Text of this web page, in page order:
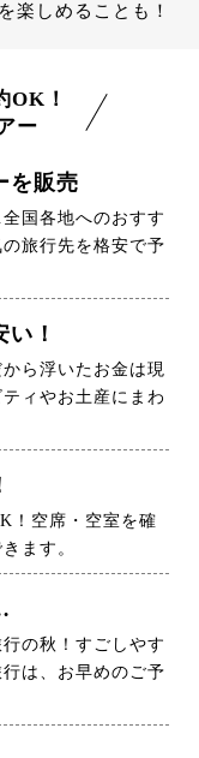
楽しめることも！
OK！
ー
を販売
国各地へのおすす
旅行先を格安で予
！
ら浮いたお金は現
ィやお土産にまわ
！空席・空室を確
ます。
の秋！すごしやす
は、お早めのご予